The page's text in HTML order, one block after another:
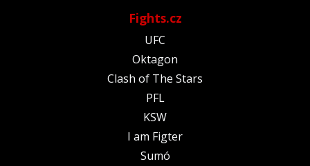
Fights.cz
UFC
Oktagon
Clash of The Stars
PFL
KSW
I am Figter
Sumó